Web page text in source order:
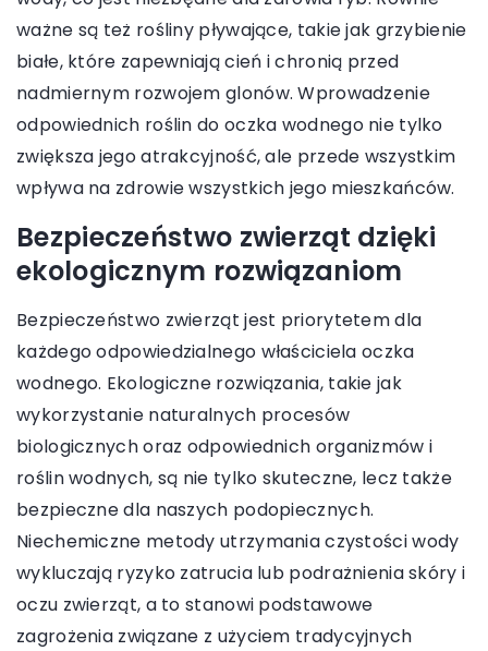
ważne są też rośliny pływające, takie jak grzybienie
białe, które zapewniają cień i chronią przed
nadmiernym rozwojem glonów. Wprowadzenie
odpowiednich roślin do oczka wodnego nie tylko
zwiększa jego atrakcyjność, ale przede wszystkim
wpływa na zdrowie wszystkich jego mieszkańców.
Bezpieczeństwo zwierząt dzięki
ekologicznym rozwiązaniom
Bezpieczeństwo zwierząt jest priorytetem dla
każdego odpowiedzialnego właściciela oczka
wodnego. Ekologiczne rozwiązania, takie jak
wykorzystanie naturalnych procesów
biologicznych oraz odpowiednich organizmów i
roślin wodnych, są nie tylko skuteczne, lecz także
bezpieczne dla naszych podopiecznych.
Niechemiczne metody utrzymania czystości wody
wykluczają ryzyko zatrucia lub podrażnienia skóry i
oczu zwierząt, a to stanowi podstawowe
zagrożenia związane z użyciem tradycyjnych